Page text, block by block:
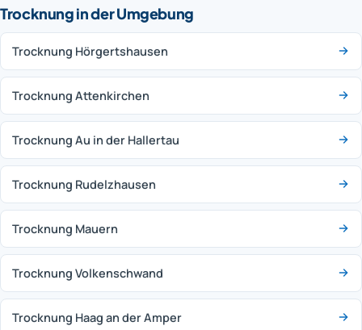
Trocknung in der Umgebung
Trocknung Hörgertshausen
Trocknung Attenkirchen
Trocknung Au in der Hallertau
Trocknung Rudelzhausen
Trocknung Mauern
Trocknung Volkenschwand
Trocknung Haag an der Amper